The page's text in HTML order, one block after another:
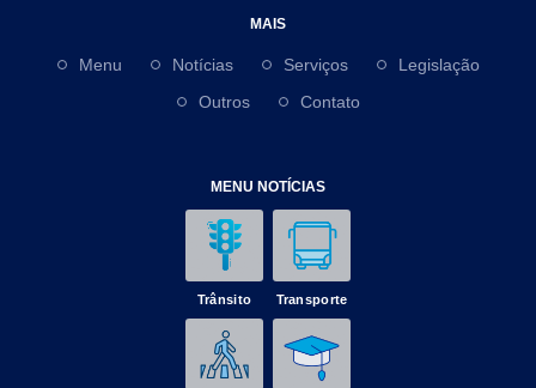
MAIS
Menu Notícias Serviços
Legislação
Outros
Contato
MENU NOTÍCIAS
Trânsito Transporte